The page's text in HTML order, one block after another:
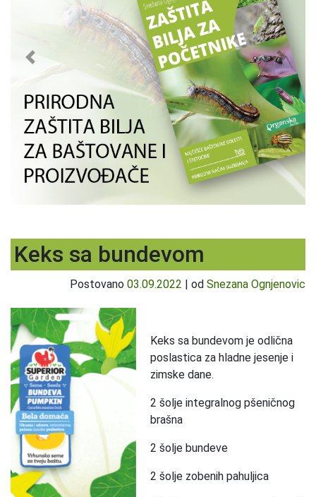
Previous Next
Keks sa bundevom
Postovano 03.09.2022 | od Snezana Ognjenovic
Keks sa bundevom je odlična
poslastica za hladne jesenje i
zimske dane.
2 šolje integralnog pšeničnog
brašna
2 šolje bundeve
2 šolje zobenih pahuljica